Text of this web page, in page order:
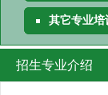
其它专业培
招生专业介绍